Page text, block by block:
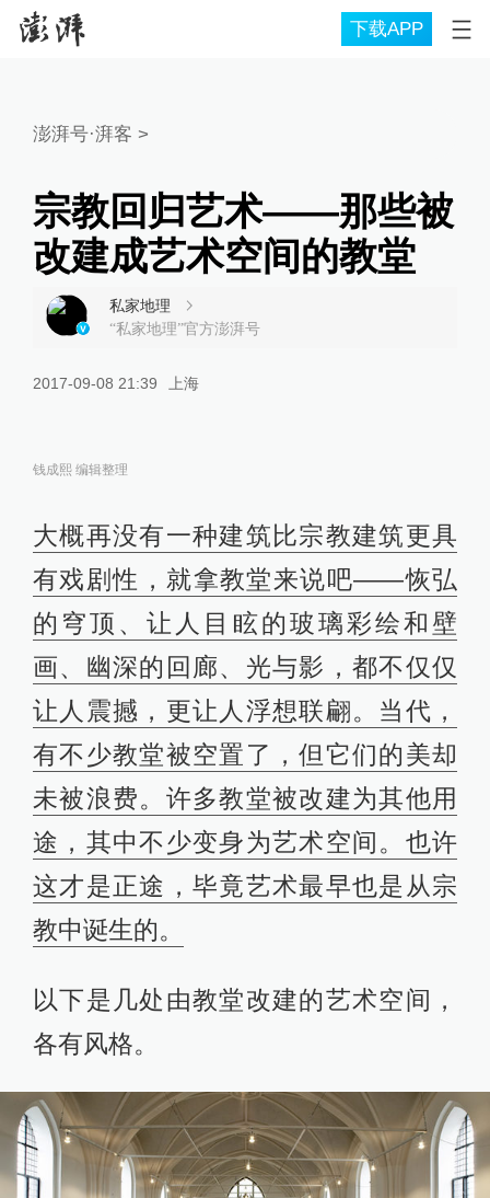
下载APP
澎湃号·湃客 >
宗教回归艺术——那些被
改建成艺术空间的教堂
私家地理
“私家地理”官方澎湃号
2017-09-08 21:39 上海
钱成熙 编辑整理
大概再没有一种建筑比宗教建筑更具
有戏剧性，就拿教堂来说吧——恢弘
的穹顶、让人目眩的玻璃彩绘和壁
画、幽深的回廊、光与影，都不仅仅
让人震撼，更让人浮想联翩。当代，
有不少教堂被空置了，但它们的美却
未被浪费。许多教堂被改建为其他用
途，其中不少变身为艺术空间。也许
这才是正途，毕竟艺术最早也是从宗
教中诞生的。
以下是几处由教堂改建的艺术空间，
各有风格。